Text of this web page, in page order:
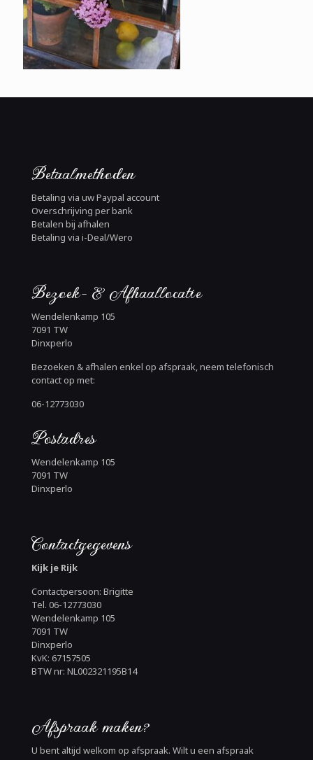
Betaalmethoden
Betaling via uw Paypal account
Overschrijving per bank
Betalen bij afhalen
Betaling via i-Deal/Wero
Bezoek- & Afhaallocatie
Wendelenkamp 105
7091 TW
Dinxperlo
Bezoeken & afhalen enkel op afspraak, neem telefonisch
contact op met:
06-12773030
Postadres
Wendelenkamp 105
7091 TW
Dinxperlo
Contactgegevens
Kijk je Rijk
Contactpersoon: Brigitte
Tel. 06-12773030
Wendelenkamp 105
7091 TW
Dinxperlo
KvK: 67157505
BTW nr: NL002321195B14
Afspraak maken?
U bent altijd welkom op afspraak. Wilt u een afspraak